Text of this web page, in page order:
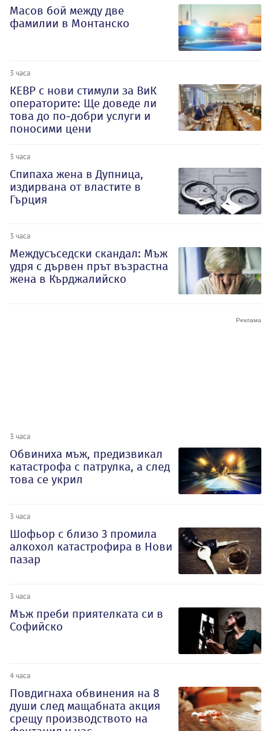
Масов бой между две
фамилии в Монтанско
3 часа
КЕВР с нови стимули за ВиК
операторите: Ще доведе ли
това до по-добри услуги и
поносими цени
3 часа
Спипаха жена в Дупница,
издирвана от властите в
Гърция
3 часа
Междусъседски скандал: Мъж
удря с дървен прът възрастна
жена в Кърджалийско
3 часа
Обвиниха мъж, предизвикал
катастрофа с патрулка, а след
това се укрил
3 часа
Шофьор с близо 3 промила
алкохол катастрофира в Нови
пазар
3 часа
Мъж преби приятелката си в
Софийско
4 часа
Повдигнаха обвинения на 8
души след мащабната акция
срещу производството на